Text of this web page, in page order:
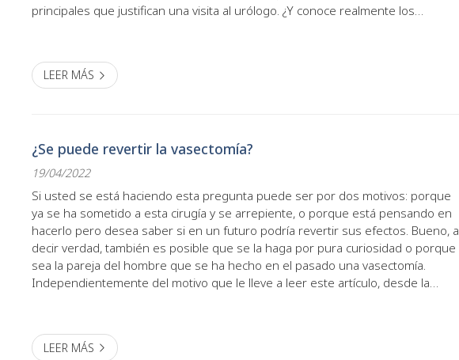
principales que justifican una visita al urólogo. ¿Y conoce realmente los
LEER MÁS
¿Se puede revertir la vasectomía?
19/04/2022
Si usted se está haciendo esta pregunta puede ser por dos motivos: porque
ya se ha sometido a esta cirugía y se arrepiente, o porque está pensando en
hacerlo pero desea saber si en un futuro podría revertir sus efectos. Bueno, a
decir verdad, también es posible que se la haga por pura curiosidad o porque
sea la pareja del hombre que se ha hecho en el pasado una vasectomía.
Independientemente del motivo que le lleve a leer este artículo, desde la
LEER MÁS